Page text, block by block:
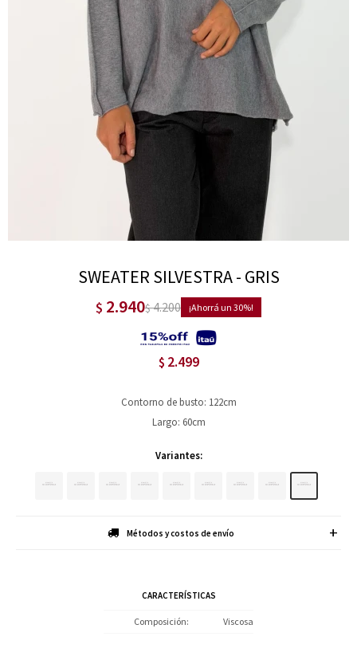
SWEATER SILVESTRA - GRIS
$ 2.940$4.200 30
$ 2.499
Contorno de busto: 122cm
Largo: 60cm
Variantes:
Métodos y costos de envío
CARACTERÍSTICAS
Composición Viscosa